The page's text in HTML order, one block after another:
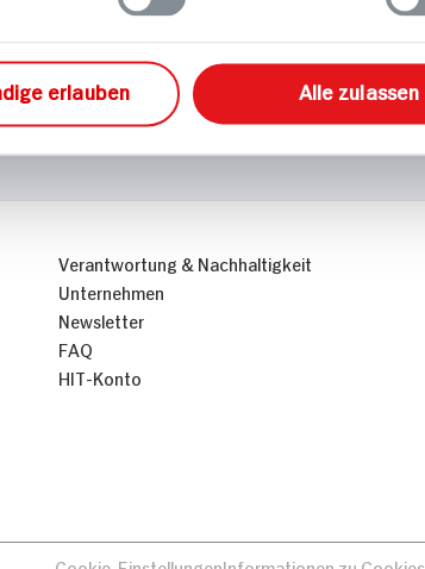
erlauben Alle zulassen
Verantwortung & Nachhaltigkeit
Unternehmen
Newsletter
FAQ
HIT-Konto